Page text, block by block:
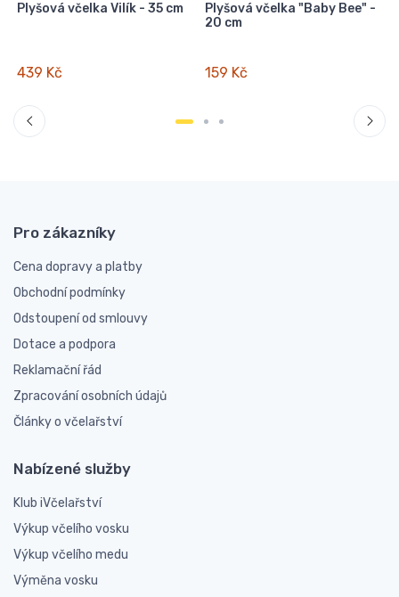
Plyšová včelka Vilík - 35 cm
439 Kč
Plyšová včelka "Baby Bee" -
20 cm
159 Kč
Pro zákazníky
Cena dopravy a platby
Obchodní podmínky
Odstoupení od smlouvy
Dotace a podpora
Reklamační řád
Zpracování osobních údajů
Články o včelařství
Nabízené služby
Klub iVčelařství
Výkup včelího vosku
Výkup včelího medu
Výměna vosku